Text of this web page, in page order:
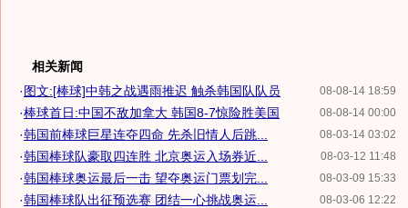
相关新闻
08-08-14 18:59
·图文:[棒球]中韩之战遇雨推迟 触杀韩国队队员
08-08-14 00:00
·棒球首日:中国不敌加拿大 韩国8-7惊险胜美国
08-03-14 03:02
·韩国前棒球巨星连夺四命 先杀旧情人后跳...
08-03-12 11:48
·韩国棒球队豪取四连胜 北京奥运入场券近...
08-03-09 15:33
·韩国棒球奥运最后一击 望夺奥运门票划完...
08-03-06 12:22
·韩国棒球队出征预选赛 团结一心挑战奥运...